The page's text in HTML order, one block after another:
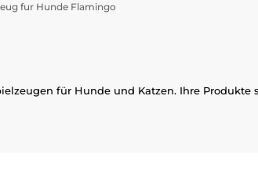
fur Hunde Flamingo
für Hunde und Katzen. Ihre